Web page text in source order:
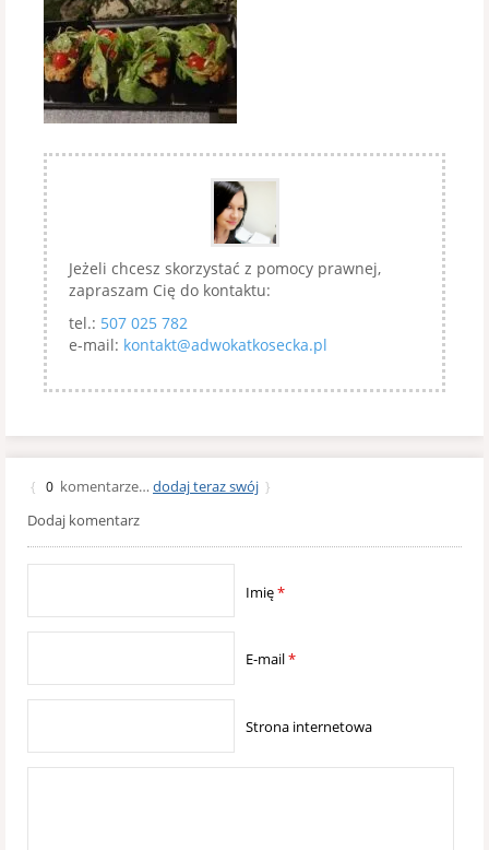
Jeżeli chcesz skorzystać z pomocy prawnej,
zapraszam Cię do kontaktu:
tel.: 507 025 782
e-mail: kontakt@adwokatkosecka.pl
{ 0 komentarze… dodaj teraz swój }
Dodaj komentarz
Imię*
E-mail*
Strona internetowa